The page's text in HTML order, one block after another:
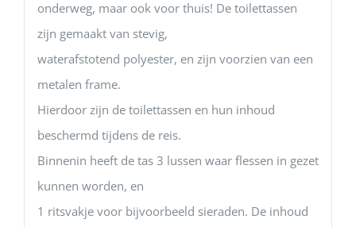
onderweg, maar ook voor thuis! De toilettassen
zijn gemaakt van stevig,
waterafstotend polyester, en zijn voorzien van een
metalen frame.
Hierdoor zijn de toilettassen en hun inhoud
beschermd tijdens de reis.
Binnenin heeft de tas 3 lussen waar flessen in gezet
kunnen worden, en
1 ritsvakje voor bijvoorbeeld sieraden. De inhoud